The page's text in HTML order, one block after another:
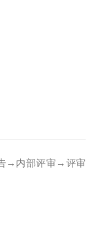
→内部评审→评审